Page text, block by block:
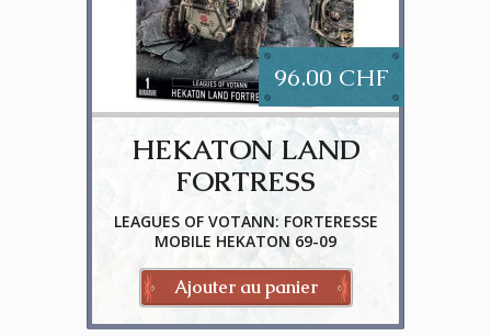
96.00 CHF
HEKATON LAND
FORTRESS
LEAGUES OF VOTANN: FORTERESSE
MOBILE HEKATON 69-09
Ajouter au panier